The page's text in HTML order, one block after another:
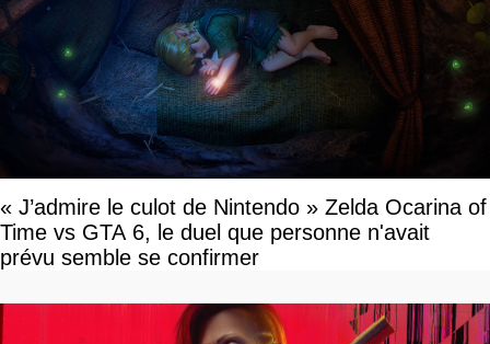
« J’admire le culot de Nintendo » Zelda Ocarina of
Time vs GTA 6, le duel que personne n'avait
prévu semble se confirmer